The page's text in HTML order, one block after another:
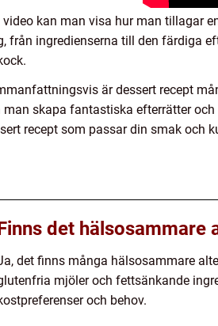
video kan man visa hur man tillagar
från ingredienserna till den färdiga
är dessert recept
man skapa fantastiska efterrätter
recept som passar din smak och
det
det finns många hälsosammare
mjöler och fettsänkande
och behov.